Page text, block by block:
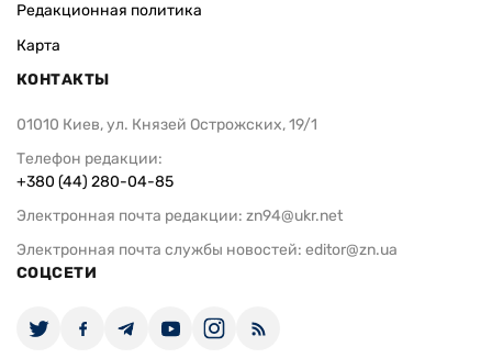
Редакционная политика
Карта
КОНТАКТЫ
01010 Киев, ул. Князей Острожских, 19/1
Телефон редакции:
+380 (44) 280-04-85
Электронная почта редакции: zn94@ukr.net
Электронная почта службы новостей: editor@zn.ua
СОЦСЕТИ